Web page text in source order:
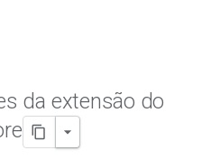
da extensão do